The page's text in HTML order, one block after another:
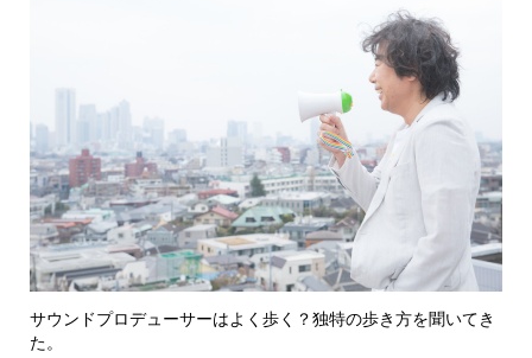
サウンドプロデューサーはよく歩く？独特の歩き方を聞いてき
た。